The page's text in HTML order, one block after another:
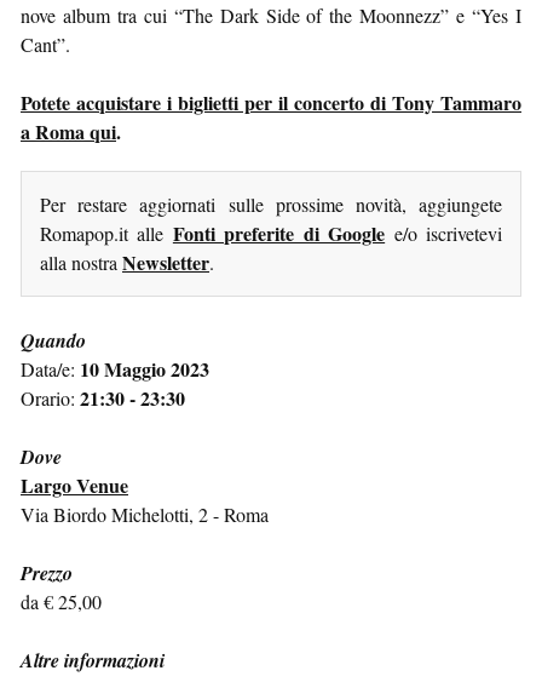
nove album tra cui “The Dark Side of the Moonnezz” e “Yes I
Cant”.
Potete acquistare i biglietti per il concerto di Tony Tammaro
a Roma qui.
Per restare aggiornati sulle prossime novità, aggiungete
Romapop.it alle Fonti preferite di Google e/o iscrivetevi
alla nostra Newsletter.
Quando
Data/e: 10 Maggio 2023
Orario: 21:30 - 23:30
Dove
Largo Venue
Via Biordo Michelotti, 2 - Roma
Prezzo
da € 25,00
Altre informazioni